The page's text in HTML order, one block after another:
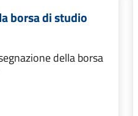
borsa di studio
della borsa